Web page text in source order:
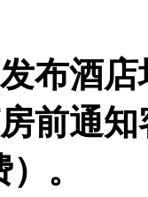
发布酒
前通
。